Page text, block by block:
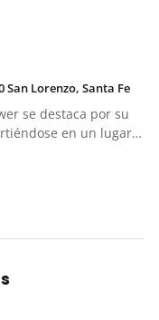
San Lorenzo, Santa Fe
se destaca por su
en un lugar…